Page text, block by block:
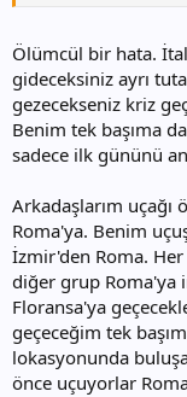
Ölümcül bir hata.
gideceksiniz ayrı
gezecekseniz kriz
Benim tek başıma
sadece ilk gününü
Arkadaşlarım uçağı
Roma'ya. Benim
İzmir'den Roma.
diğer grup Roma'ya
Floransa'ya
geçeceğim tek
lokasyonunda
önce uçuyorlar